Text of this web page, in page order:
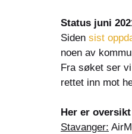
Status juni
Siden sist
noen av
Fra søket ser
rettet inn mot
Her er
Stavanger: